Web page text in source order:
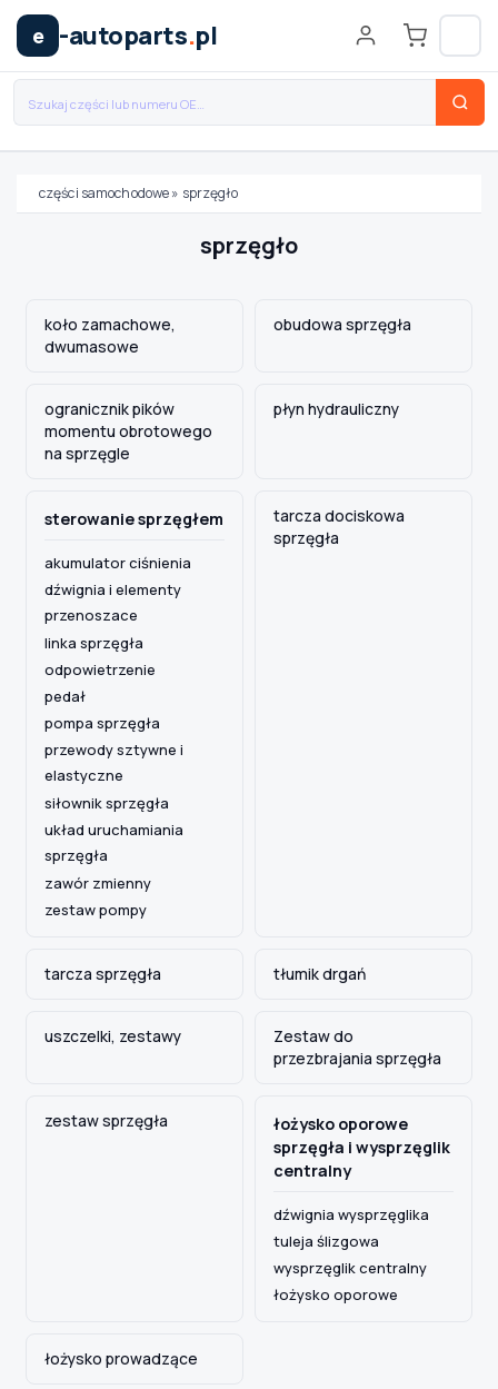
e -autoparts.pl
TYP / SILNIK
Szukaj pasujących części
części samochodowe» sprzęgło
sprzęgło
koło zamachowe,
dwumasowe
obudowa sprzęgła
ogranicznik pików
momentu obrotowego
na sprzęgle
płyn hydrauliczny
sterowanie sprzęgłem
akumulator ciśnienia
dźwignia i elementy
przenoszace
linka sprzęgła
odpowietrzenie
pedał
pompa sprzęgła
przewody sztywne i
elastyczne
siłownik sprzęgła
układ uruchamiania
sprzęgła
zawór zmienny
zestaw pompy
tarcza dociskowa
sprzęgła
tarcza sprzęgła tłumik drgań
uszczelki, zestawy
Zestaw do
przezbrajania sprzęgła
zestaw sprzęgła
łożysko oporowe
sprzęgła i wysprzęglik
centralny
dźwignia wysprzęglika
tuleja ślizgowa
wysprzęglik centralny
łożysko oporowe
łożysko prowadzące